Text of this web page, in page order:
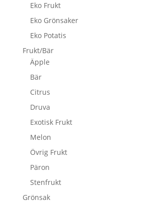
Eko Frukt
Eko Grönsaker
Eko Potatis
Frukt/Bär
Äpple
Bär
Citrus
Druva
Exotisk Frukt
Melon
Övrig Frukt
Päron
Stenfrukt
Grönsak